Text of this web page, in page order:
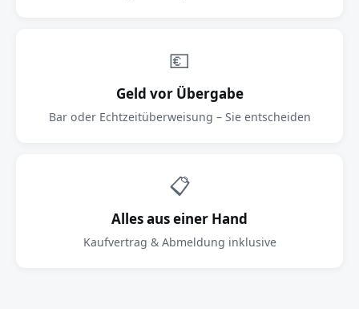
💶
Geld vor Übergabe
Bar oder Echtzeitüberweisung – Sie entscheiden
📋
Alles aus einer Hand
Kaufvertrag & Abmeldung inklusive